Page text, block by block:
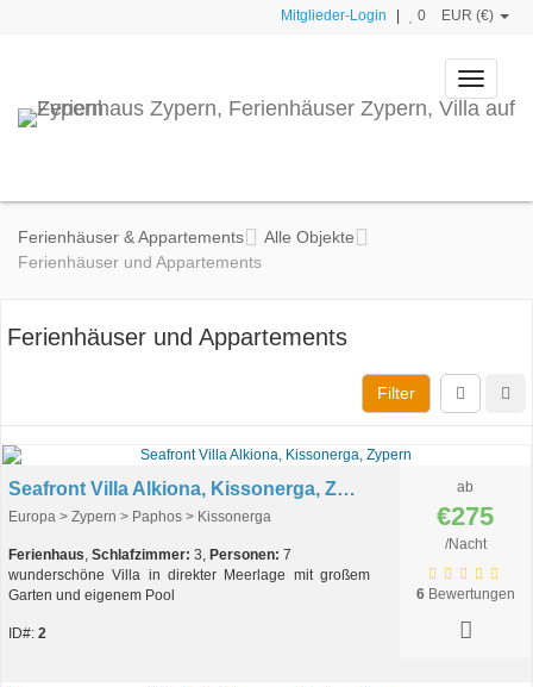
Mitglieder-Login 0 EUR (€)
Toggle
Ferienhäuser & Appartements
Alle Objekte
Ferienhäuser und Appartements
Ferienhäuser und Appartements
Filter
Seafront Villa Alkiona, Kissonerga, Zypern
Europa > Zypern > Paphos > Kissonerga
Ferienhaus, Schlafzimmer: 3, Personen: 7
wunderschöne Villa in direkter Meerlage mit großem
Garten und eigenem Pool
ID#: 2
ab
€275
/Nacht
6Bewertungen